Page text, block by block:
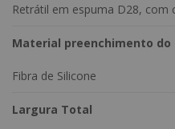
Retrátil em espuma D28, com
Material preenchimento do
Fibra de Silicone
Largura Total